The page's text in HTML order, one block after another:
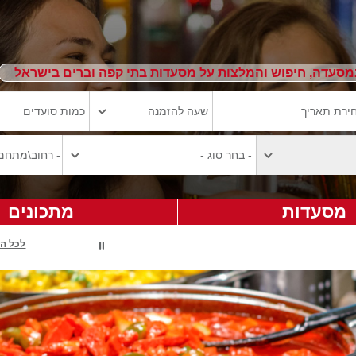
חיפוש והמלצות על מסעדות בתי קפה וברים בישראל
מסעדות מתכונים
לכל